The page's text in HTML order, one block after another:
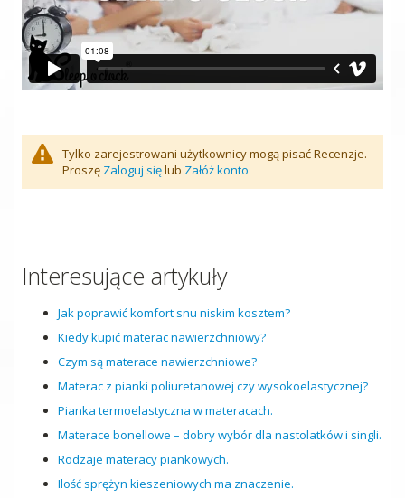
Tylko zarejestrowani użytkownicy mogą pisać Recenzje.
Proszę Zaloguj sięlub Załóż konto
Interesujące artykuły
Jak poprawić komfort snu niskim kosztem?
Kiedy kupić materac nawierzchniowy?
Czym są materace nawierzchniowe?
Materac z pianki poliuretanowej czy wysokoelastycznej?
Pianka termoelastyczna w materacach.
Materace bonellowe – dobry wybór dla nastolatków i singli.
Rodzaje materacy piankowych.
Ilość sprężyn kieszeniowych ma znaczenie.